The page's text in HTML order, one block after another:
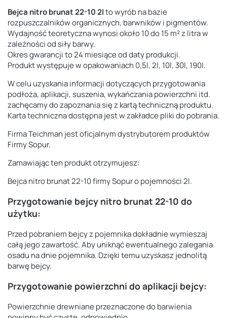
Bejca nitro brunat 22-10 2lto wyrób na bazie
rozpuszczalników organicznych, barwników i pigmentów.
Wydajność teoretyczna wynosi około 10 do 15 m² z litra w
zależności od siły barwy.
Okres gwarancji to 24 miesiące od daty produkcji.
Produkt występuje w opakowaniach 0,5l, 2l, 10l, 30l, 190l.
W celu uzyskania informacji dotyczących przygotowania
podłoża, aplikacji, suszenia, wykańczania powierzchni itd.
zachęcamy do zapoznania się z kartą techniczną produktu.
Karta techniczna dostępna jest w zakładce pliki do pobrania.
Firma Teichman jest oficjalnym dystrybutorem produktów
Firmy Sopur.
Zamawiając ten produkt otrzymujesz:
Bejca nitro brunat 22-10 firmy Sopur o pojemności 2l.
Przygotowanie bejcy nitro brunat 22-10 do
użytku:
Przed pobraniem bejcy z pojemnika dokładnie wymieszaj
całą jego zawartość. Aby uniknąć ewentualnego zalegania
osadu na dnie pojemnika. Dzięki temu uzyskasz jednolitą
barwę bejcy.
Przygotowanie powierzchni do aplikacji bejcy:
Powierzchnie drewniane przeznaczone do barwienia